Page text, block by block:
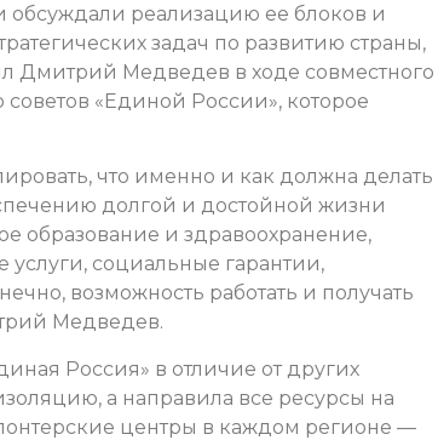
обсуждали реализацию ее блоков и
задач по развитию страны,
Дмитрий Медведев в ходе совместного
«Единой России», которое
что именно и как должна делать
долгой и достойной жизни
образование и здравоохранение,
социальные гарантии,
возможность работать и получать
Медведев.
Россия» в отличие от других
а направила все ресурсы на
центры в каждом регионе —